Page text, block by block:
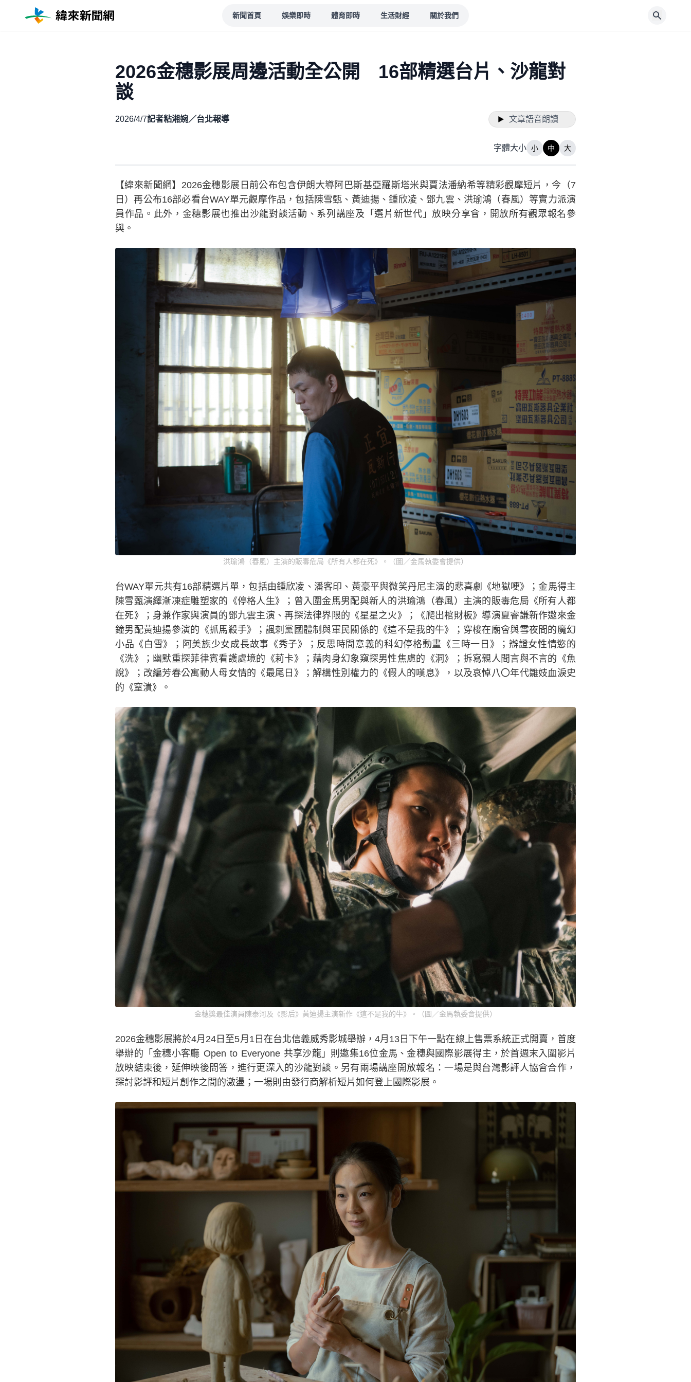
新聞首頁 娛樂即時 體育即時 生活財經 關於我們
2026金穗影展周邊活動全公開 16部精選台片、沙龍對
談
2026/4/7記者粘湘婉／台北報導 文章語音朗讀
字體大小 小 中 大
【緯來新聞網】2026金穗影展日前公布包含伊朗大導阿巴斯基亞羅斯塔米與賈法潘納希等精彩觀摩短片，今（7
日）再公布16部必看台WAY單元觀摩作品，包括陳雪甄、黃迪揚、鍾欣凌、鄧九雲、洪瑜鴻（春風）等實力派演
員作品。此外，金穗影展也推出沙龍對談活動、系列講座及「選片新世代」放映分享會，開放所有觀眾報名參
與。
洪瑜鴻（春風）主演的販毒危局《所有人都在死》。（圖／金馬執委會提供）
台WAY單元共有16部精選片單，包括由鍾欣凌、潘客印、黃豪平與微笑丹尼主演的悲喜劇《地獄哽》；金馬得主
陳雪甄演繹漸凍症雕塑家的《停格人生》；曾入圍金馬男配與新人的洪瑜鴻（春風）主演的販毒危局《所有人都
在死》；身兼作家與演員的鄧九雲主演、再探法律界限的《星星之火》；《爬出棺財板》導演夏睿謙新作邀來金
鐘男配黃迪揚參演的《抓馬殺手》；諷刺黨國體制與軍民關係的《這不是我的牛》；穿梭在廟會與雪夜間的魔幻
小品《白雪》；阿美族少女成長故事《秀子》；反思時間意義的科幻停格動畫《三時一日》；辯證女性情慾的
《洗》；幽默重探菲律賓看護處境的《莉卡》；藉肉身幻象窺探男性焦慮的《洞》；拆寫親人間言與不言的《魚
說》；改編芳春公寓動人母女情的《最尾日》；解構性別權力的《假人的嘆息》，以及哀悼八〇年代雛妓血淚史
的《窒潰》。
金穗獎最佳演員陳泰河及《影后》黃迪揚主演新作《這不是我的牛》。（圖／金馬執委會提供）
2026金穗影展將於4月24日至5月1日在台北信義威秀影城舉辦，4月13日下午一點在線上售票系統正式開賣，首度
舉辦的「金穗小客廳 Open to Everyone 共享沙龍」則邀集16位金馬、金穗與國際影展得主，於首週末入圍影片
放映結束後，延伸映後問答，進行更深入的沙龍對談。另有兩場講座開放報名：一場是與台灣影評人協會合作，
探討影評和短片創作之間的激盪；一場則由發行商解析短片如何登上國際影展。